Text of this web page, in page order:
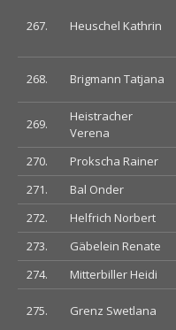
267. Heuschel Kathrin
268. Brigmann Tatjana
269.
Heistracher
Verena
270. Prokscha Rainer
271.
Bal Onder
272.
Helfrich Norbert
273.
Gäbelein Renate
274.
Mitterbiller Heidi
275. Grenz Swetlana